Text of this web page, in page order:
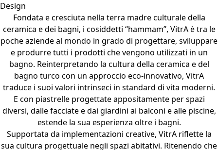
Design
Fondata e cresciuta nella terra madre culturale della
ceramica e dei bagni, i cosiddetti “hammam”, VitrA è tra le
poche aziende al mondo in grado di progettare, sviluppare
e produrre tutti i prodotti che vengono utilizzati in un
bagno. Reinterpretando la cultura della ceramica e del
bagno turco con un approccio eco-innovativo, VitrA
traduce i suoi valori intrinseci in standard di vita moderni.
E con piastrelle progettate appositamente per spazi
diversi, dalle facciate e dai giardini ai balconi e alle piscine,
estende la sua esperienza oltre i bagni.
Supportata da implementazioni creative, VitrA riflette la
sua cultura progettuale negli spazi abitativi. Ritenendo che